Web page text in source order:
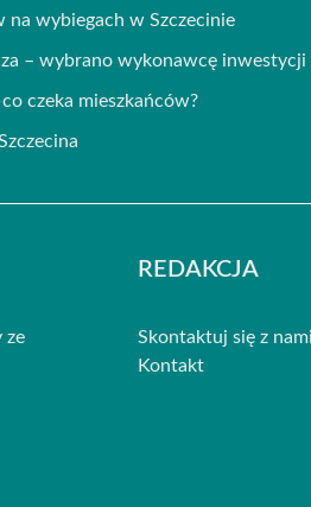
wybiegach w Szczecinie
– wybrano wykonawcę inwestycji
czeka mieszkańców?
ze
REDAKCJA
Skontaktuj się z
Kontakt